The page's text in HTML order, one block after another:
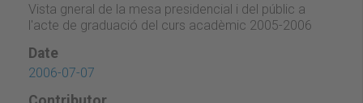
Vista gneral de la mesa presidencial i del públic a
l'acte de graduació del curs acadèmic 2005-2006
Date
2006-07-07